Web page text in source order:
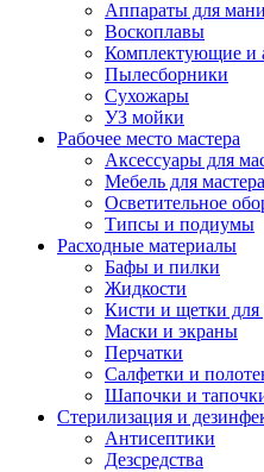
Аппараты для
Воскоплавы
Комплектующие и
Пылесборники
Сухожары
УЗ мойки
Рабочее место мастера
Аксессуары для
Мебель для
Осветительное
Типсы и подиумы
Расходные материалы
Бафы и пилки
Жидкости
Кисти и щетки для
Маски и экраны
Перчатки
Салфетки и
Шапочки и
Стерилизация и
Антисептики
Дезсредства